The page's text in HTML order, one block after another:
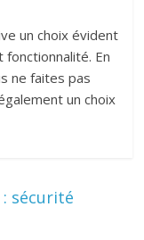
un choix évident
En
ne faites pas
un choix
sécurité